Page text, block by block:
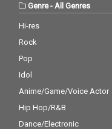
Genre- All Genres
Hi-res
Rock
Pop
Idol
Anime/Game/Voice Actor
Hip Hop/R&B
Dance/Electronic